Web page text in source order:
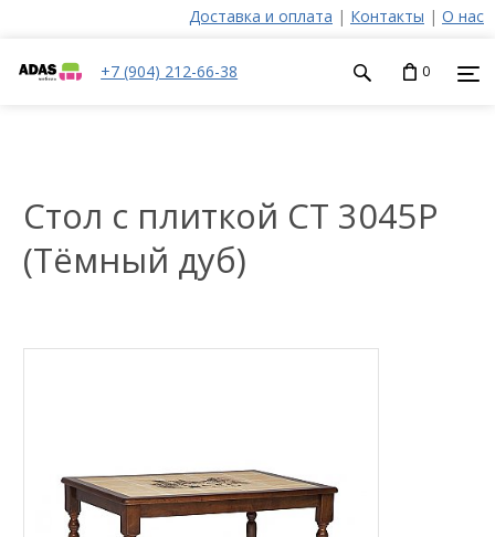
Доставка и оплата | Контакты | О нас
+7 (904) 212-66-38 0
Стол с плиткой СТ 3045Р
(Тёмный дуб)